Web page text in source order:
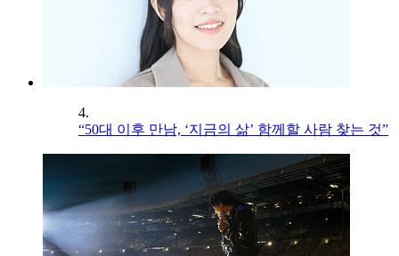
4.
“50대 이후 만남, ‘지금의 삶’ 함께할 사람 찾는 것”